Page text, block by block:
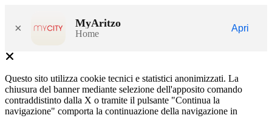
× MyAritzo
Home
Apri
Questo sito utilizza cookie tecnici e statistici anonimizzati. La
chiusura del banner mediante selezione dell'apposito comando
contraddistinto dalla X o tramite il pulsante "Continua la
navigazione" comporta la continuazione della navigazione in